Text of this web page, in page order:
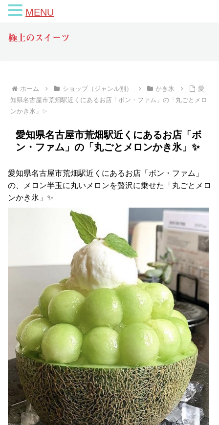
極上のスイーツ
ホーム ショップ（ジャンル別） かき氷
愛
知県名古屋市荒畑駅近くにあるお店「ボン・ファム」の「丸ごとメロ
ンかき氷」✨
愛知県名古屋市荒畑駅近くにあるお店「ボ
ン・ファム」の「丸ごとメロンかき氷」✨
愛知県名古屋市荒畑駅近くにあるお店「ボン・ファム」
の、メロン半玉に丸いメロンを贅沢に乗せた「丸ごとメロ
ンかき氷」✨
MENU